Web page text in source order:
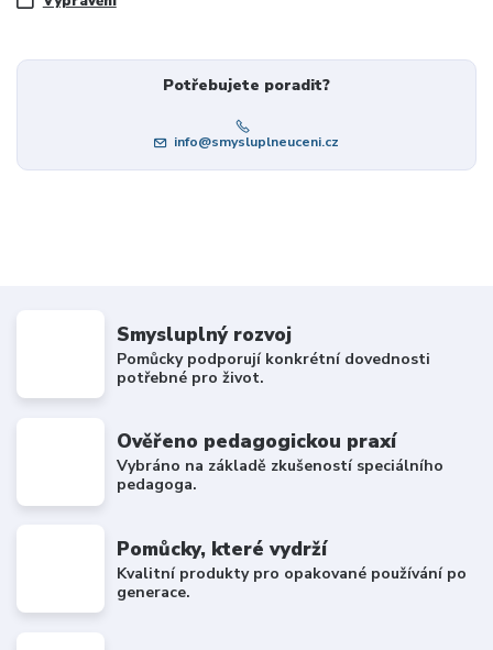
Potřebujete poradit?
info@smysluplneuceni.cz
Smysluplný rozvoj
Pomůcky podporují konkrétní dovednosti
potřebné pro život.
Ověřeno pedagogickou praxí
Vybráno na základě zkušeností speciálního
pedagoga.
Pomůcky, které vydrží
Kvalitní produkty pro opakované používání po
generace.